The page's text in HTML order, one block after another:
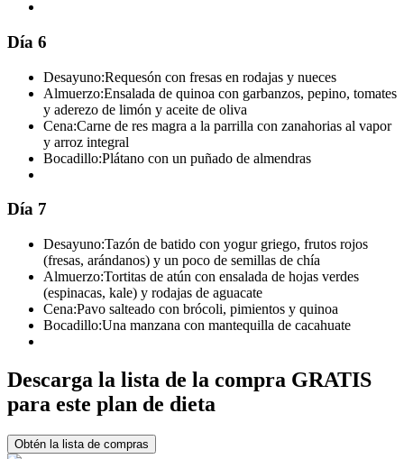
Día 6
Desayuno:Requesón con fresas en rodajas y nueces
Almuerzo:Ensalada de quinoa con garbanzos, pepino, tomates
y aderezo de limón y aceite de oliva
Cena:Carne de res magra a la parrilla con zanahorias al vapor
y arroz integral
Bocadillo:Plátano con un puñado de almendras
Día 7
Desayuno:Tazón de batido con yogur griego, frutos rojos
(fresas, arándanos) y un poco de semillas de chía
Almuerzo:Tortitas de atún con ensalada de hojas verdes
(espinacas, kale) y rodajas de aguacate
Cena:Pavo salteado con brócoli, pimientos y quinoa
Bocadillo:Una manzana con mantequilla de cacahuate
Descarga la lista de la compra GRATIS
para este plan de dieta
Obtén la lista de compras